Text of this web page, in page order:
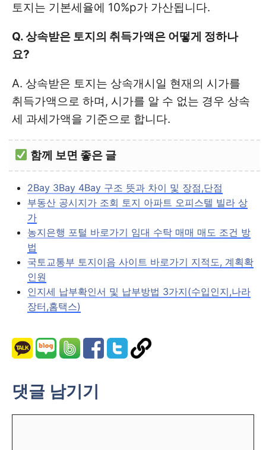
토지는 기본세율에 10%p가 가산됩니다.
Q. 상속받은 토지의 취득가액은 어떻게 정하나
요?
A. 상속받은 토지는 상속개시일 현재의 시가를
취득가액으로 하며, 시가를 알 수 없는 경우 상속
세 과세가액을 기준으로 합니다.
함께 보면 좋은 글
2Bay 3Bay 4Bay 구조 뜻과 차이 및 장점,단점
부동산 공시지가 조회 토지 아파트 오피스텔 빌라 상
가
농지은행 포털 바로가기 임대 수탁 매매 매도 조건 방
법
국토교통부 토지이음 사이트 바로가기 지적도, 계획확
인원
인지세 납부확인서 및 납부방법 3가지(수입인지,나라
장터,홈택스)
댓글 남기기